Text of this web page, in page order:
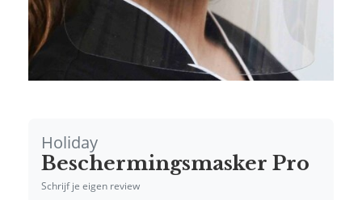
Holiday
Beschermingsmasker Pro
Schrijf je eigen review